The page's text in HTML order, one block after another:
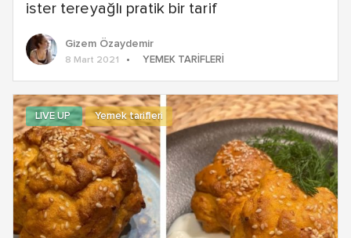
ister tereyağlı pratik bir tarif
Gizem Özaydemir
8 Mart 2021 YEMEK TARIFLERI
LIVE UP Yemek tarifleri